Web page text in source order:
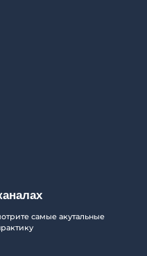
самые акутальные